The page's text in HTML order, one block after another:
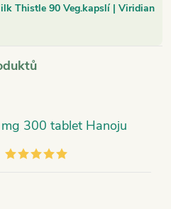
Thistle 90 Veg.kapslí | Viridian
300 tablet Hanoju